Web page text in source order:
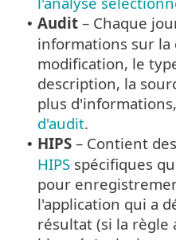
• Audit – Chaque
informations sur la
modification, le
description, la
plus
d'audit.
• HIPS – Contient
HIPS spécifiques
pour
l'application qui a
résultat (si la règle